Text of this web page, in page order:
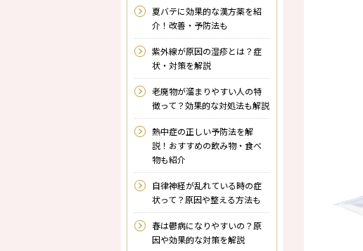
夏バテに効果的な漢方薬を紹
介！改善・予防法も
紫外線が原因の湿疹とは？症
状・対策を解説
老廃物が溜まりやすい人の特
徴って？効果的な対処法も解説
熱中症の正しい予防法を解
説！おすすめの飲み物・食べ
物も紹介
自律神経が乱れている時の症
状って？原因や整える方法も
春は鬱病になりやすいの？原
因や効果的な対策を解説